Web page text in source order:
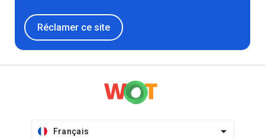
Réclamer ce site
Français